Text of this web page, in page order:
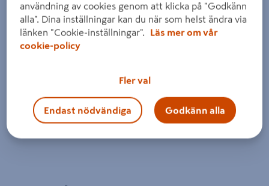
användning av cookies genom att klicka på "Godkänn
alla". Dina inställningar kan du när som helst ändra via
länken "Cookie-inställningar".
Läs mer om vår
cookie-policy
Fler val
Endast nödvändiga Godkänn alla